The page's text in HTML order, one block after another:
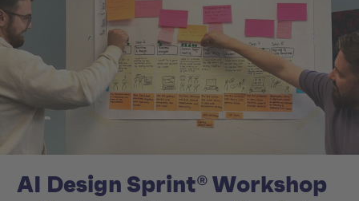
AI Design Sprint® Workshop